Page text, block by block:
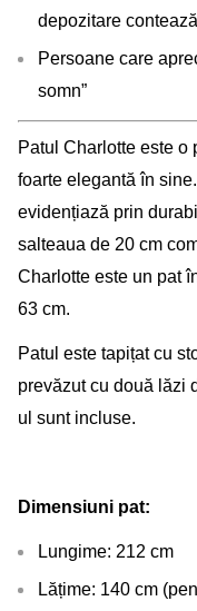
depozitare contează
Persoane care
somn”
Patul Charlotte este o
foarte elegantă în
evidențiază prin
salteaua de 20 cm
Charlotte este un pat
63 cm.
Patul este tapițat cu
prevăzut cu două lăzi
ul sunt incluse.
Dimensiuni pat:
Lungime: 212 cm
Lățime: 140 cm